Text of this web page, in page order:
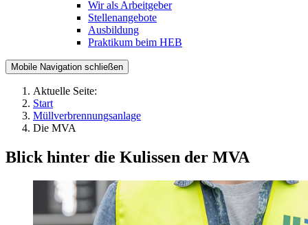
Wir als Arbeitgeber
Stellenangebote
Ausbildung
Praktikum beim HEB
Mobile Navigation schließen
Aktuelle Seite:
Start
Müllverbrennungsanlage
Die MVA
Blick hinter die Kulissen der MVA